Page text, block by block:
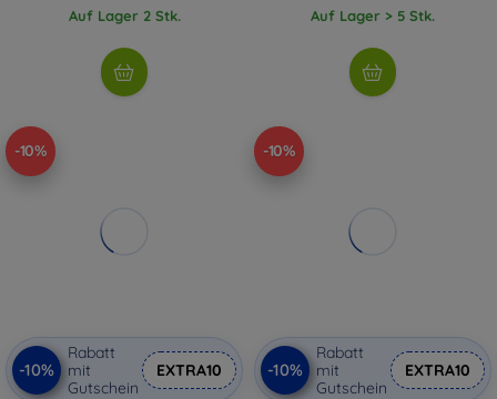
Auf Lager 2 Stk. Auf Lager > 5 Stk.
-10%
-10%
Rabatt
mit
Gutschein
EXTRA10
-10%
-10%
Rabatt
mit
Gutschein
EXTRA10